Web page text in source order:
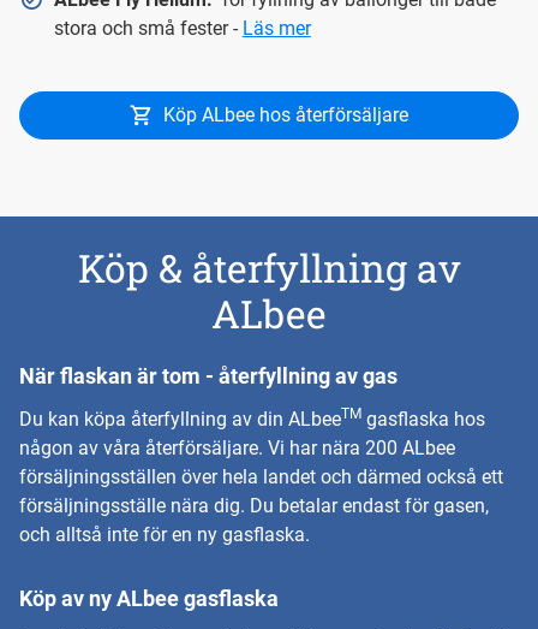
stora och små fester - Läs mer
Köp ALbee hos återförsäljare
Köp & återfyllning av
ALbee
När flaskan är tom - återfyllning av gas
Du kan köpa återfyllning av din ALbeeTM gasflaska hos
någon av våra återförsäljare. Vi har nära 200 ALbee
försäljningsställen över hela landet och därmed också ett
försäljningsställe nära dig. Du betalar endast för gasen,
och alltså inte för en ny gasflaska.
Köp av ny ALbee gasflaska